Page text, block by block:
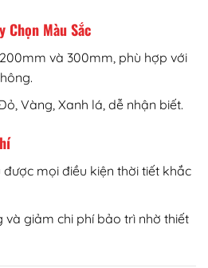
Chọn Màu Sắc
và 300mm, phù hợp với
Vàng, Xanh lá, dễ nhận biết.
mọi điều kiện thời tiết khắc
và giảm chi phí bảo trì nhờ thiết